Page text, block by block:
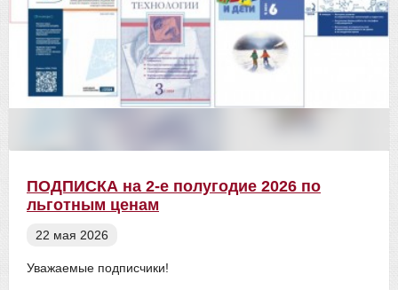
ПОДПИСКА на 2-е полугодие 2026 по
льготным ценам
22 мая 2026
Уважаемые подписчики!